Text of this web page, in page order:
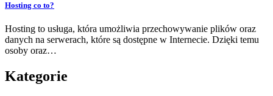
Hosting co to?
Hosting to usługa, która umożliwia przechowywanie plików oraz
danych na serwerach, które są dostępne w Internecie. Dzięki temu
osoby oraz…
Kategorie